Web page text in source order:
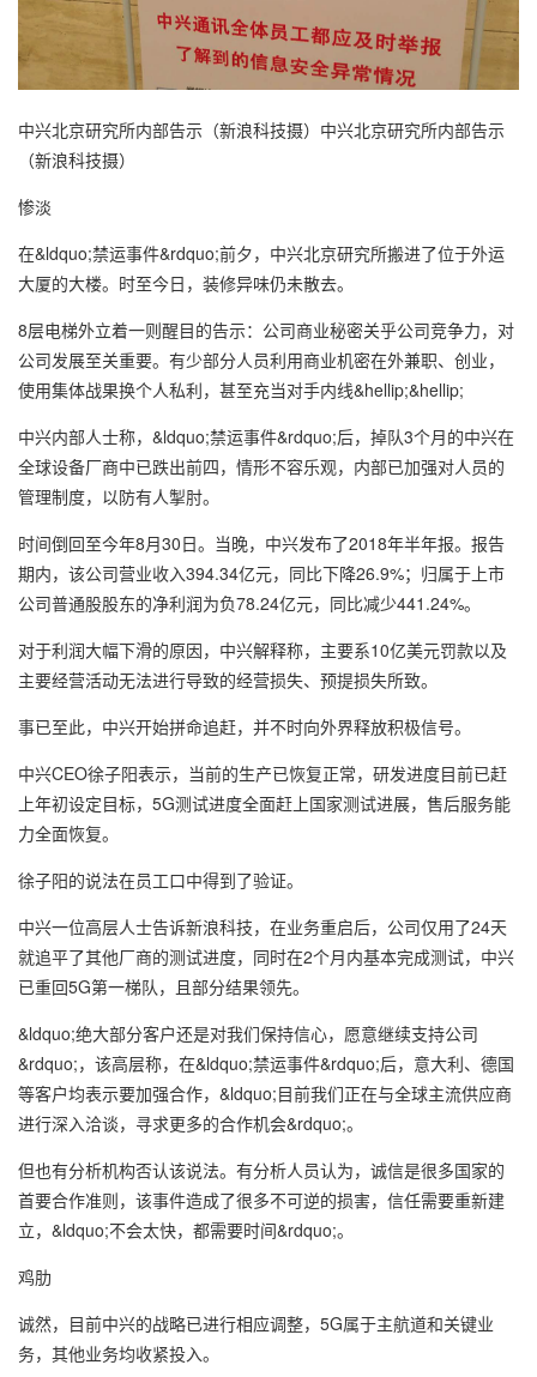
中兴北京研究所内部告示（新浪科技摄）中兴北京研究所内部告示
（新浪科技摄）
惨淡
在&ldquo;禁运事件&rdquo;前夕，中兴北京研究所搬进了位于外运
大厦的大楼。时至今日，装修异味仍未散去。
8层电梯外立着一则醒目的告示：公司商业秘密关乎公司竞争力，对
公司发展至关重要。有少部分人员利用商业机密在外兼职、创业，
使用集体战果换个人私利，甚至充当对手内线&hellip;&hellip;
中兴内部人士称，&ldquo;禁运事件&rdquo;后，掉队3个月的中兴在
全球设备厂商中已跌出前四，情形不容乐观，内部已加强对人员的
管理制度，以防有人掣肘。
时间倒回至今年8月30日。当晚，中兴发布了2018年半年报。报告
期内，该公司营业收入394.34亿元，同比下降26.9%；归属于上市
公司普通股股东的净利润为负78.24亿元，同比减少441.24%。
对于利润大幅下滑的原因，中兴解释称，主要系10亿美元罚款以及
主要经营活动无法进行导致的经营损失、预提损失所致。
事已至此，中兴开始拼命追赶，并不时向外界释放积极信号。
中兴CEO徐子阳表示，当前的生产已恢复正常，研发进度目前已赶
上年初设定目标，5G测试进度全面赶上国家测试进展，售后服务能
力全面恢复。
徐子阳的说法在员工口中得到了验证。
中兴一位高层人士告诉新浪科技，在业务重启后，公司仅用了24天
就追平了其他厂商的测试进度，同时在2个月内基本完成测试，中兴
已重回5G第一梯队，且部分结果领先。
&ldquo;绝大部分客户还是对我们保持信心，愿意继续支持公司
&rdquo;，该高层称，在&ldquo;禁运事件&rdquo;后，意大利、德国
等客户均表示要加强合作，&ldquo;目前我们正在与全球主流供应商
进行深入洽谈，寻求更多的合作机会&rdquo;。
但也有分析机构否认该说法。有分析人员认为，诚信是很多国家的
首要合作准则，该事件造成了很多不可逆的损害，信任需要重新建
立，&ldquo;不会太快，都需要时间&rdquo;。
鸡肋
诚然，目前中兴的战略已进行相应调整，5G属于主航道和关键业
务，其他业务均收紧投入。